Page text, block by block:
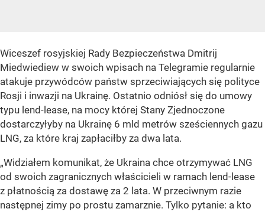
Wiceszef rosyjskiej Rady Bezpieczeństwa Dmitrij
Miedwiediew w swoich wpisach na Telegramie regularnie
atakuje przywódców państw sprzeciwiających się polityce
Rosji i inwazji na Ukrainę. Ostatnio odniósł się do umowy
typu lend-lease, na mocy której Stany Zjednoczone
dostarczyłyby na Ukrainę 6 mld metrów sześciennych gazu
LNG, za które kraj zapłaciłby za dwa lata.
„Widziałem komunikat, że Ukraina chce otrzymywać LNG
od swoich zagranicznych właścicieli w ramach lend-lease
z płatnością za dostawę za 2 lata. W przeciwnym razie
następnej zimy po prostu zamarznie. Tylko pytanie: a kto